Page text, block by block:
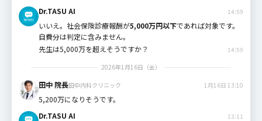
Dr.TASU AI
14:59
いいえ。社会保険診療報酬が5,000万円以下であれば対象です。
自費分は判定に含みません。
先生は5,000万を超えそうですか？
14:59
2026年1月16日（金）
田中 院長田中内科クリニック 1月16日 13:10
5,200万になりそうです。
Dr.TASU AI
13:11